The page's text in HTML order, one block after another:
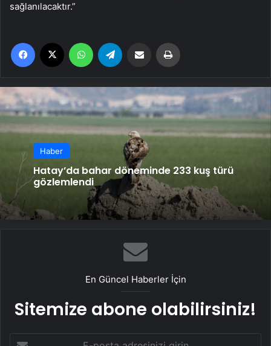
sağlanılacaktır.”
Facebook WhatsApp Email'den paylaş
Haber
Hatay’da bahar döneminde 233 kuş türü
gözlemlendi
En Güncel Haberler İçin
Sitemize abone olabilirsiniz!